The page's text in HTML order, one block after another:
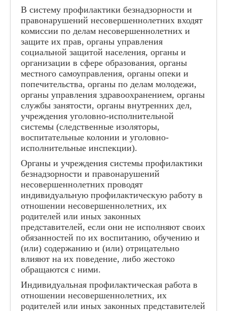
В систему профилактики безнадзорности и
правонарушений несовершеннолетних входят
комиссии по делам несовершеннолетних и
защите их прав, органы управления
социальной защитой населения, органы и
организации в сфере образования, органы
местного самоуправления, органы опеки и
попечительства, органы по делам молодежи,
органы управления здравоохранением, органы
службы занятости, органы внутренних дел,
учреждения уголовно-исполнительной
системы (следственные изоляторы,
воспитательные колонии и уголовно-
исполнительные инспекции).
Органы и учреждения системы профилактики
безнадзорности и правонарушений
несовершеннолетних проводят
индивидуальную профилактическую работу в
отношении несовершеннолетних, их
родителей или иных законных
представителей, если они не исполняют своих
обязанностей по их воспитанию, обучению и
(или) содержанию и (или) отрицательно
влияют на их поведение, либо жестоко
обращаются с ними.
Индивидуальная профилактическая работа в
отношении несовершеннолетних, их
родителей или иных законных представителей